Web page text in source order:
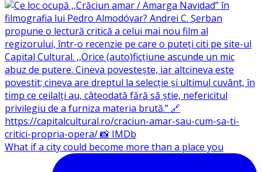
What if a city could become more than a place you